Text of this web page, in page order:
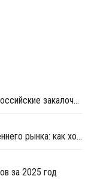
На Казаньоргсинтезе запустили первые российские закалочно-испарительные аппараты
СИБУР делает ставку на развитие внутреннего рынка: как холдинг стимулирует спрос на полимеры в ритейле
за 2025 год